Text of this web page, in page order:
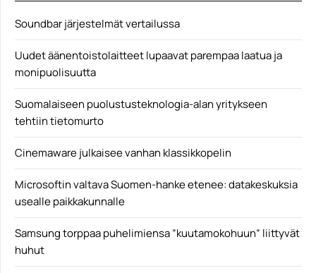
Soundbar järjestelmät vertailussa
Uudet äänentoistolaitteet lupaavat parempaa laatua ja
monipuolisuutta
Suomalaiseen puolustusteknologia-alan yritykseen
tehtiin tietomurto
Cinemaware julkaisee vanhan klassikkopelin
Microsoftin valtava Suomen-hanke etenee: datakeskuksia
usealle paikkakunnalle
Samsung torppaa puhelimiensa ”kuutamokohuun” liittyvät
huhut